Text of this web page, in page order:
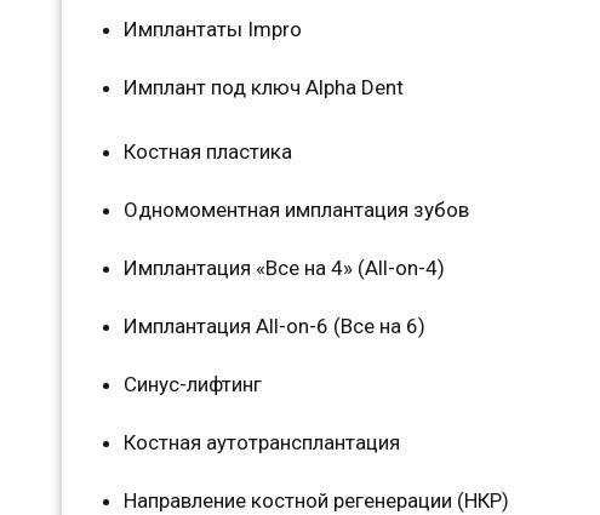
Имплантаты Impro
Имплант под ключ Alpha Dent
Костная пластика
Одномоментная имплантация зубов
Имплантация «Все на 4» (All-on-4)
Имплантация All-on-6 (Все на 6)
Синус-лифтинг
Костная аутотрансплантация
Направление костной регенерации (НКР)